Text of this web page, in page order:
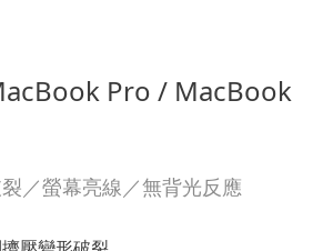
Pro / MacBook
／螢幕亮線／無背光反應